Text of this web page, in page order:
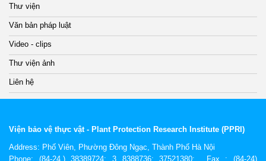
Thư viện
Văn bản pháp luật
Video - clips
Thư viện ảnh
Liên hệ
Viện bảo vệ thực vật - Plant Protection Research Institute (PPRI)
Address: Phố Viên, Phường Đông Ngạc, Thành Phố Hà Nội
Phone: (84-24.) 38389724; 3 8388736; 37521380; Fax : (84-24)